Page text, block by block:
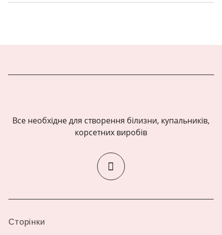
Все необхідне для створення білизни, купальників,
корсетних виробів
Сторінки